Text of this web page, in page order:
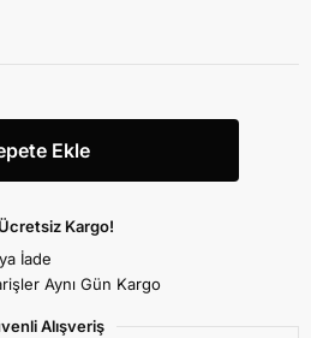
Ekle
Kargo!
İade
Aynı Gün Kargo
Alışveriş